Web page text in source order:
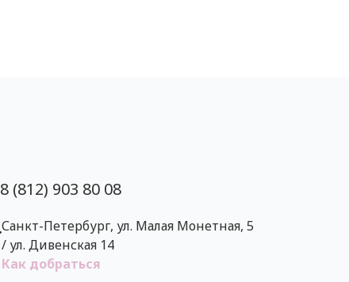
8 (812) 903 80 08
Санкт-Петербург, ул. Малая Монетная, 5
/ ул. Дивенская 14
Как добраться